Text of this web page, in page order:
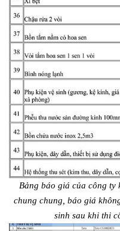
Bảng báo giá của công ty
chung chung, báo giá
sinh sau khi thi